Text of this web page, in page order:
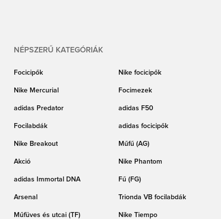
NÉPSZERŰ KATEGÓRIÁK
Focicipők Nike focicipők
Nike Mercurial Focimezek
adidas Predator adidas F50
Focilabdák adidas focicipők
Nike Breakout Műfű (AG)
Akció Nike Phantom
adidas Immortal DNA Fű (FG)
Arsenal Trionda VB focilabdák
Műfüves és utcai (TF) Nike Tiempo